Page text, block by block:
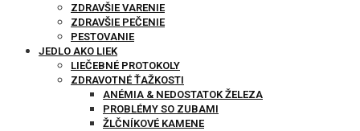
ZDRAVŠIE VARENIE
ZDRAVŠIE PEČENIE
PESTOVANIE
JEDLO AKO LIEK
LIEČEBNÉ PROTOKOLY
ZDRAVOTNÉ ŤAŽKOSTI
ANÉMIA & NEDOSTATOK ŽELEZA
PROBLÉMY SO ZUBAMI
ŽLČNÍKOVÉ KAMENE